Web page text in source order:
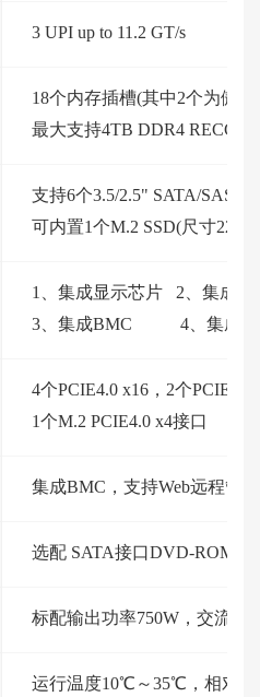
3 UPI up to 11.2 GT/s
18个内存插槽(其中2个为傲
最大支持4TB DDR4 RECC,
支持6个3.5/2.5" SATA/SAS
可内置1个M.2 SSD(尺寸2280/
1、集成显示芯片 2、集成
3、集成BMC 4、集成
4个PCIE4.0 x16，2个PCIE4.0
1个M.2 PCIE4.0 x4接口
集成BMC，支持Web远程管理
选配 SATA接口DVD-ROM
标配输出功率750W，交流电
运行温度10℃～35℃，相对湿